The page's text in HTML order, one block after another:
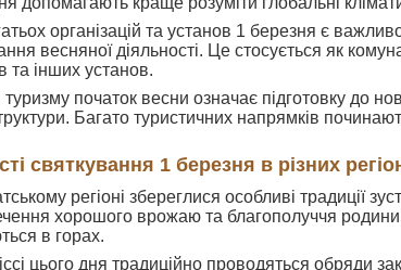
організацій та установ 1 березня є
весняної діяльності. Це стосується як
та інших установ.
початок весни означає підготовку до
Багато туристичних напрямків
святкування 1 березня в різних
регіоні збереглися особливі традиції
хорошого врожаю та благополуччя
в горах.
цього дня традиційно проводяться обряди